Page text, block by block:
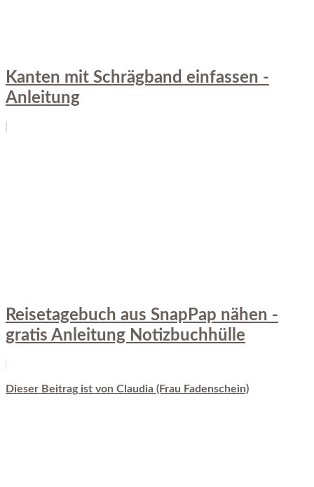
Kanten mit Schrägband einfassen -
Anleitung
Reisetagebuch aus SnapPap nähen -
gratis Anleitung Notizbuchhülle
Dieser Beitrag ist von Claudia (Frau Fadenschein)